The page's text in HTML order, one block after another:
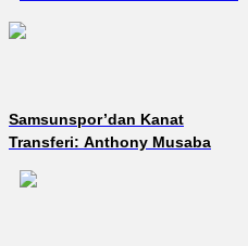
Samsunspor’dan Kanat
Transferi: Anthony Musaba